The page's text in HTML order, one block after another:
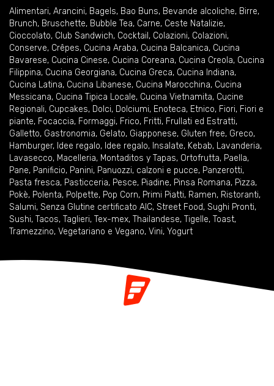
Alimentari, Arancini, Bagels, Bao Buns, Bevande alcoliche, Birre,
Brunch, Bruschette, Bubble Tea, Carne, Ceste Natalizie,
Cioccolato, Club Sandwich, Cocktail , Colazioni, Colazioni,
Conserve, Crêpes, Cucina Araba, Cucina Balcanica, Cucina
Bavarese, Cucina Cinese, Cucina Coreana, Cucina Creola, Cucina
Filippina, Cucina Georgiana, Cucina Greca, Cucina Indiana,
Cucina Latina, Cucina Libanese, Cucina Marocchina, Cucina
Messicana, Cucina Tipica Locale, Cucina Vietnamita, Cucine
Regionali, Cupcakes, Dolci, Dolciumi, Enoteca, Etnico, Fiori, Fiori e
piante, Focaccia, Formaggi, Frico, Fritti, Frullati ed Estratti,
Galletto, Gastronomia, Gelato, Giapponese, Gluten free, Greco,
Hamburger, Idee regalo, Idee regalo, Insalate, Kebab, Lavanderia,
Lavasecco, Macelleria, Montaditos y Tapas, Ortofrutta, Paella,
Pane, Panificio, Panini, Panuozzi, calzoni e pucce, Panzerotti,
Pasta fresca, Pasticceria, Pesce, Piadine, Pinsa Romana, Pizza,
Pokè, Polenta, Polpette, Pop Corn, Primi Piatti, Ramen, Ristoranti,
Salumi, Senza Glutine certificato AIC, Street Food, Sughi Pronti,
Sushi, Tacos, Taglieri, Tex-mex, Thailandese, Tigelle, Toast,
Tramezzino, Vegetariano e Vegano, Vini, Yogurt